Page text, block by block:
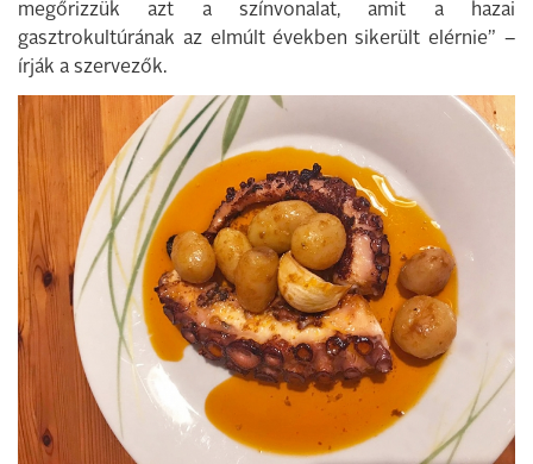
megőrizzük azt a színvonalat, amit a hazai
gasztrokultúrának az elmúlt években sikerült elérnie” –
írják a szervezők.